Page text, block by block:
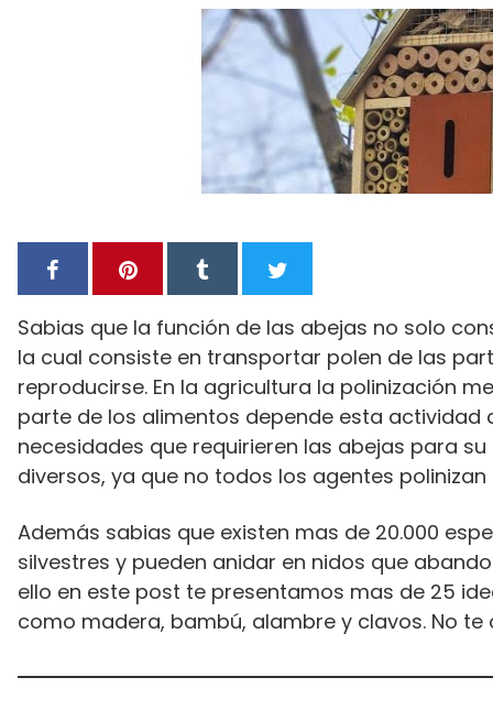
Sabias que la función de las abejas no solo
la cual consiste en transportar polen de las
reproducirse. En la agricultura la polinización
parte de los alimentos depende esta actividad
necesidades que requirieren las abejas para
diversos, ya que no todos los agentes
Además sabias que existen mas de 20.000
silvestres y pueden anidar en nidos que
ello en este post te presentamos mas de 25
como madera, bambú, alambre y clavos. No